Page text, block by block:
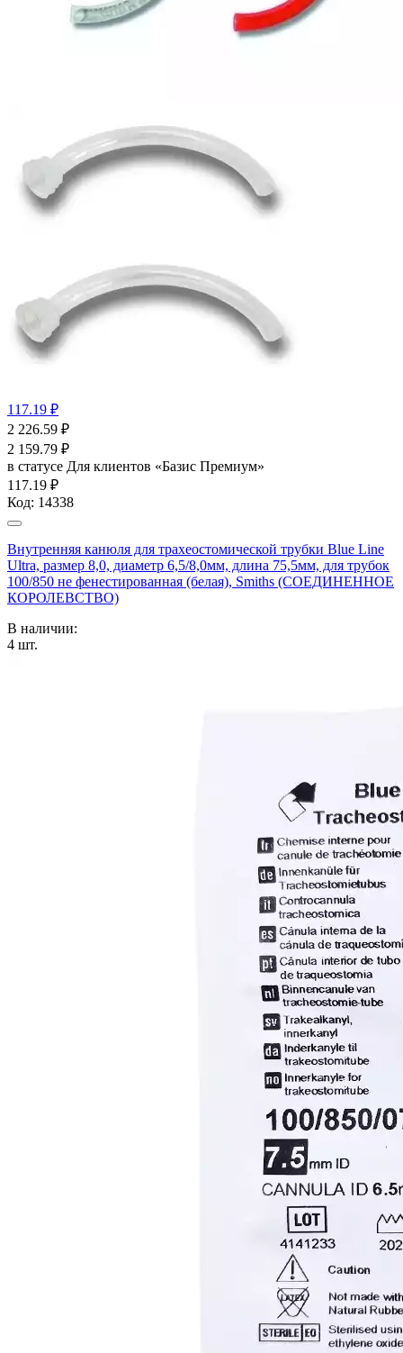
117.19 ₽
2 226.59 ₽
2 159.79 ₽
в статусе Для клиентов «Базис Премиум»
117.19 ₽
Код: 14338
Внутренняя канюля для трахеостомической трубки Blue Line
Ultra, размер 8,0, диаметр 6,5/8,0мм, длина 75,5мм, для трубок
100/850 не фенестированная (белая), Smiths (СОЕДИНЕННОЕ
КОРОЛЕВСТВО)
В наличии:
4 шт.